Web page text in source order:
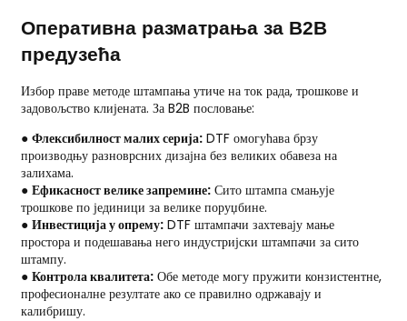
Оперативна разматрања за B2B
предузећа
Избор праве методе штампања утиче на ток рада, трошкове и
задовољство клијената. За B2B пословање:
● Флексибилност малих серија:DTF омогућава брзу
производњу разноврсних дизајна без великих обавеза на
залихама.
● Ефикасност велике запремине:Сито штампа смањује
трошкове по јединици за велике поруџбине.
● Инвестиција у опрему:DTF штампачи захтевају мање
простора и подешавања него индустријски штампачи за сито
штампу.
● Контрола квалитета:Обе методе могу пружити конзистентне,
професионалне резултате ако се правилно одржавају и
калибришу.